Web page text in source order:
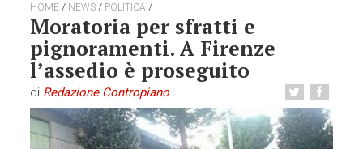
HOME / NEWS / POLITICA /
Moratoria per sfratti e
pignoramenti. A Firenze
l’assedio è proseguito
di Redazione Contropiano